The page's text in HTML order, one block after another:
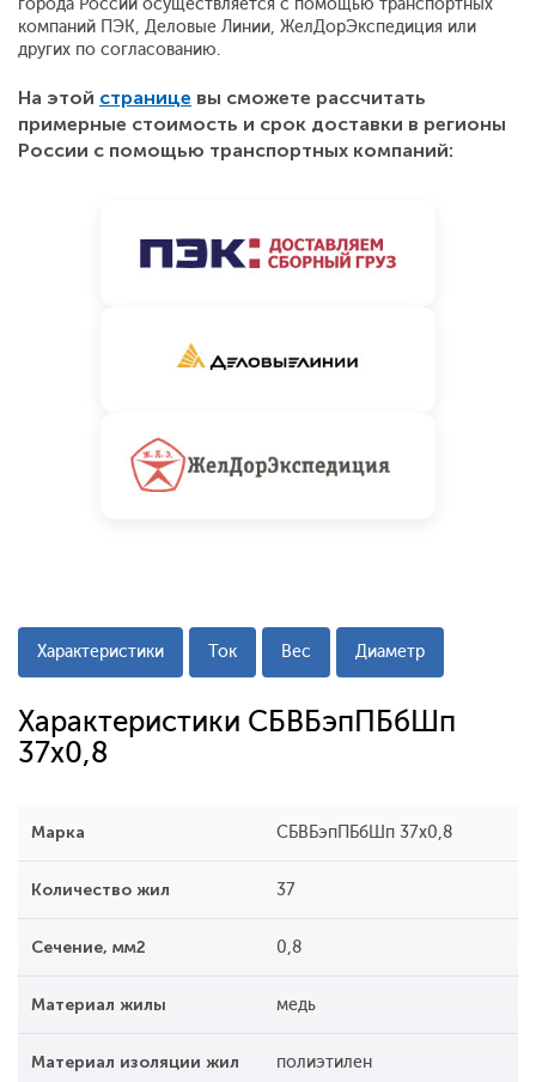
города России осуществляется с помощью транспортных
компаний ПЭК, Деловые Линии, ЖелДорЭкспедиция или
других по согласованию.
На этой странице вы сможете рассчитать
примерные стоимость и срок доставки в регионы
России с помощью транспортных компаний:
Характеристики Ток Вес Диаметр
Характеристики СБВБэпПБбШп
37х0,8
Марка СБВБэпПБбШп 37х0,8
Количество жил 37
Сечение, мм2 0,8
Материал жилы медь
Материал изоляции жил полиэтилен